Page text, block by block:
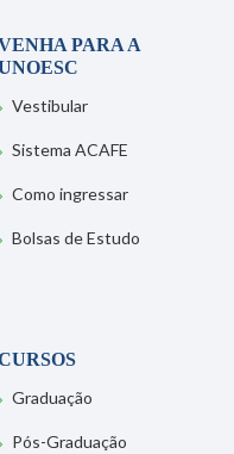
PARA A
Vestibular
Sistema ACAFE
Como ingressar
Bolsas de Estudo
Graduação
Pós-Graduação